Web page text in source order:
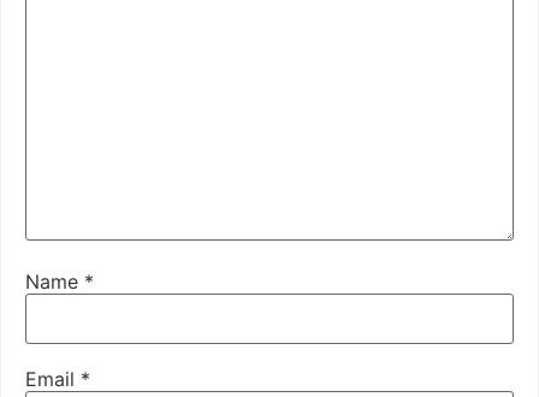
Name *
Email *